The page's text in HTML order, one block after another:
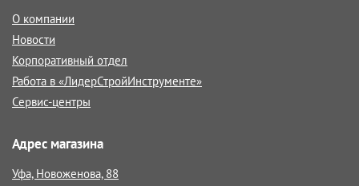
О компании
Новости
Корпоративный отдел
Работа в «ЛидерСтройИнструменте»
Сервис-центры
Адрес магазина
Уфа, Новоженова, 88